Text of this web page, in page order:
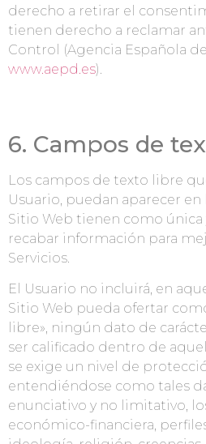
derecho a retirar el
tienen derecho a reclamar
Control (Agencia Española
www.aepd.es).
6. Campos de
Los campos de texto libre
Usuario, puedan aparecer
Sitio Web tienen como única
recabar información para
Servicios.
El Usuario no incluirá, en
Sitio Web pueda ofertar
libre», ningún dato de
ser calificado dentro de
se exige un nivel de
entendiéndose como tales
enunciativo y no limitativo,
económico-financiera,